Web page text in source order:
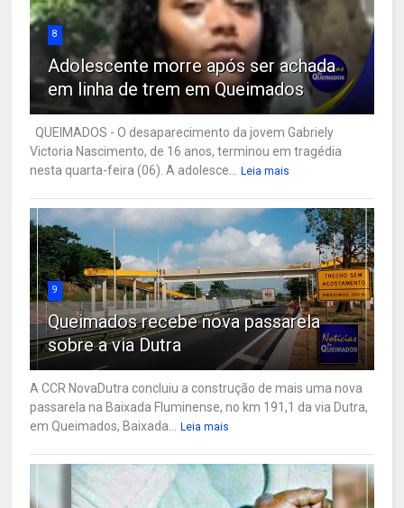
8
Adolescente morre após ser achada
em linha de trem em Queimados
QUEIMADOS - O desaparecimento da jovem Gabriely
Victoria Nascimento, de 16 anos, terminou em tragédia
nesta quarta-feira (06). A adolesce...
Leia mais
9
Queimados recebe nova passarela
sobre a via Dutra
A CCR NovaDutra concluiu a construção de mais uma nova
passarela na Baixada Fluminense, no km 191,1 da via Dutra,
em Queimados, Baixada...
Leia mais